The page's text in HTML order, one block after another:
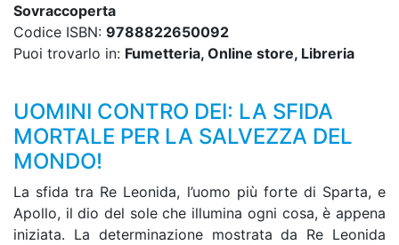
Sovraccoperta
Codice ISBN: 9788822650092
Puoi trovarlo in: Fumetteria, Online store, Libreria
UOMINI CONTRO DEI: LA SFIDA
MORTALE PER LA SALVEZZA DEL
MONDO!
La sfida tra Re Leonida, l’uomo più forte di Sparta, e
Apollo, il dio del sole che illumina ogni cosa, è appena
iniziata. La determinazione mostrata da Re Leonida